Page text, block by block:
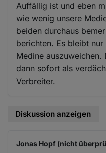
Auffällig ist und eben
wie wenig unsere
beiden durchaus
berichten. Es bleibt
Medine
dann sofort als
Verbreiter.
Diskussion anzeigen
Jonas Hopf (nicht